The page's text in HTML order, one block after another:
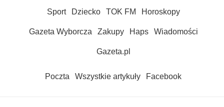
Sport Dziecko TOK FM Horoskopy
Gazeta Wyborcza Zakupy Haps Wiadomości
Gazeta.pl
Poczta Wszystkie artykuły Facebook